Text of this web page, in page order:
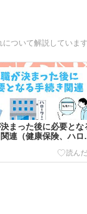
ついて解説していま
まった後に必要とな
連（健康保険、ハロ
等）を網羅的に解説